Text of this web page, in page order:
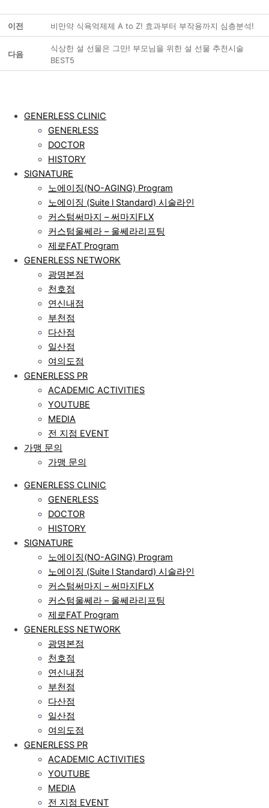
이전 비만약 식욕억제제 A to Z! 효과부터 부작용까지 심층분석!
다음
식상한 설 선물은 그만! 부모님을 위한 설 선물 추천시술
BEST5
GENERLESS CLINIC
GENERLESS
DOCTOR
HISTORY
SIGNATURE
노에이징(NO-AGING) Program
노에이징 (Suite l Standard) 시술라인
커스텀써마지 – 써마지FLX
커스텀울쎄라 – 울쎄라리프팅
제로FAT Program
GENERLESS NETWORK
광명본점
천호점
연신내점
부천점
다산점
일산점
여의도점
GENERLESS PR
ACADEMIC ACTIVITIES
YOUTUBE
MEDIA
전 지점 EVENT
가맹 문의
가맹 문의
GENERLESS CLINIC
GENERLESS
DOCTOR
HISTORY
SIGNATURE
노에이징(NO-AGING) Program
노에이징 (Suite l Standard) 시술라인
커스텀써마지 – 써마지FLX
커스텀울쎄라 – 울쎄라리프팅
제로FAT Program
GENERLESS NETWORK
광명본점
천호점
연신내점
부천점
다산점
일산점
여의도점
GENERLESS PR
ACADEMIC ACTIVITIES
YOUTUBE
MEDIA
전 지점 EVENT